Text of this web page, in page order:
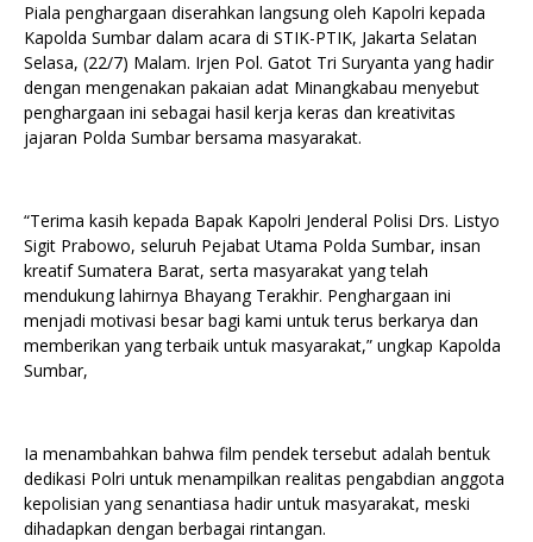
Piala penghargaan diserahkan langsung oleh Kapolri kepada
Kapolda Sumbar dalam acara di STIK-PTIK, Jakarta Selatan
Selasa, (22/7) Malam. Irjen Pol. Gatot Tri Suryanta yang hadir
dengan mengenakan pakaian adat Minangkabau menyebut
penghargaan ini sebagai hasil kerja keras dan kreativitas
jajaran Polda Sumbar bersama masyarakat.
“Terima kasih kepada Bapak Kapolri Jenderal Polisi Drs. Listyo
Sigit Prabowo, seluruh Pejabat Utama Polda Sumbar, insan
kreatif Sumatera Barat, serta masyarakat yang telah
mendukung lahirnya Bhayang Terakhir. Penghargaan ini
menjadi motivasi besar bagi kami untuk terus berkarya dan
memberikan yang terbaik untuk masyarakat,” ungkap Kapolda
Sumbar,
Ia menambahkan bahwa film pendek tersebut adalah bentuk
dedikasi Polri untuk menampilkan realitas pengabdian anggota
kepolisian yang senantiasa hadir untuk masyarakat, meski
dihadapkan dengan berbagai rintangan.